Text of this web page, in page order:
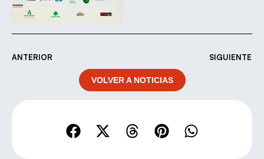
ANTERIOR SIGUIENTE
VOLVER A NOTICIAS